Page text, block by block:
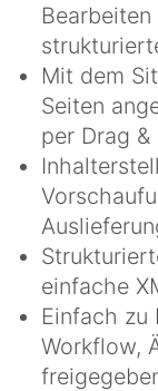
Mit dem
Seiten
per Drag
einfache
Einfach zu
Workflow,